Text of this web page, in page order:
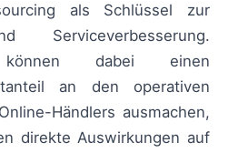
als Schlüssel zur
Serviceverbesserung.
können dabei einen
an den operativen
Händlers ausmachen,
direkte Auswirkungen auf